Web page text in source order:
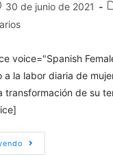
30 de junio de 2021
voice="Spanish
a la labor diaria de
transformación de su